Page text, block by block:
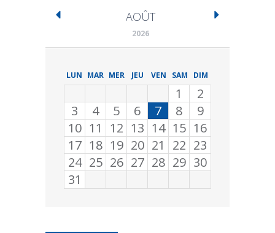
AOÛT
2026
LUN MAR MER JEU VEN SAM DIM
1
2
3
4 5 6 7 8
9
10 11 12 13 14 15 16
17 18 19 20 21 22 23
24 25 26 27 28 29 30
31